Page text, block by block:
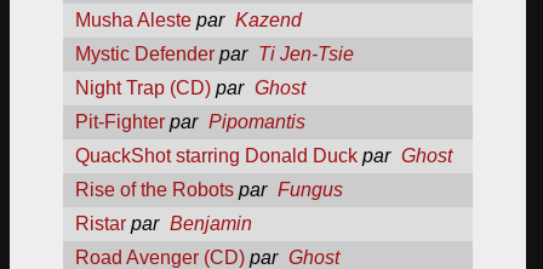
Musha Aleste par Kazend
Mystic Defender par Ti Jen-Tsie
Night Trap (CD) par Ghost
Pit-Fighter par Pipomantis
QuackShot starring Donald Duck par Ghost
Rise of the Robots par Fungus
Ristar par Benjamin
Road Avenger (CD) par Ghost